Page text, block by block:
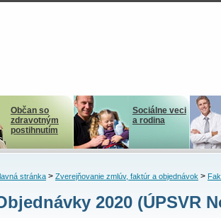
Občan so
zdravotným
postihnutím
Sociálne veci
a rodina
stránka> Zverejňovanie zmlúv, faktúr a objednávok>
2020 (ÚPSVR